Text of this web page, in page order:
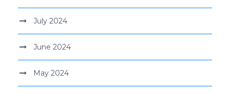
July 2024
June 2024
May 2024